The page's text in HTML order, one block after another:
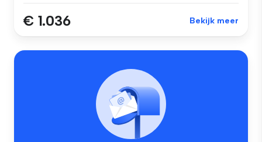
€ 1.036 Bekijk meer